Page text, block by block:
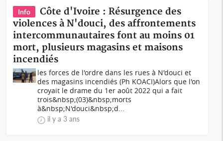
Info
Côte d'Ivoire : Résurgence des
violences à N'douci, des affrontements
intercommunautaires font au moins 01
mort, plusieurs magasins et maisons
incendiés
les forces de l'ordre dans les rues à N'douci et
des magasins incendiés (Ph KOACI)Alors que l'on
croyait le drame du 1er août 2022 qui a fait
trois&nbsp;(03)&nbsp;morts
à&nbsp;N'douci&nbsp;d...
il y a 3 ans